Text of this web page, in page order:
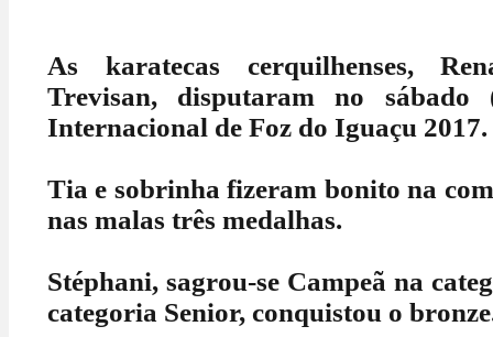
As karatecas cerquilhenses,
Trevisan, disputaram no sábado
Internacional de Foz do Iguaçu 2017.
Tia e sobrinha fizeram bonito na
nas malas três medalhas.
Stéphani, sagrou-se Campeã na
categoria Senior, conquistou o